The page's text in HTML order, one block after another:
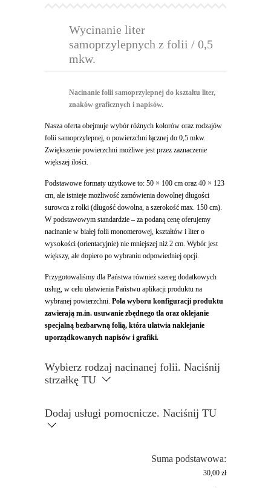
Wycinanie liter
samoprzylepnych z folii / 0,5
mkw.
Nacinanie folii samoprzylepnej do kształtu liter,
znaków graficznych i napisów.
Nasza oferta obejmuje wybór różnych kolorów oraz rodzajów
folii samoprzylepnej, o powierzchni łącznej do 0,5 mkw.
Zwiększenie powierzchni możliwe jest przez zaznaczenie
większej ilości.
Podstawowe formaty użytkowe to: 50 × 100 cm oraz 40 × 123
cm, ale istnieje możliwość zamówienia dowolnej długości
surowca z rolki (długość dowolna, a szerokość max. 150 cm).
W podstawowym standardzie – za podaną cenę oferujemy
nacinanie w białej folii monomerowej, kształtów i liter o
wysokości (orientacyjnie) nie mniejszej niż 2 cm. Wybór jest
większy, ale dopiero po wybraniu odpowiedniej opcji.
Przygotowaliśmy dla Państwa również szereg dodatkowych
usług, w celu ułatwienia Państwu aplikacji produktu na
wybranej powierzchni. Pola wyboru konfiguracji produktu
zawierają m.in. usuwanie zbędnego tła oraz oklejanie
specjalną bezbarwną folią, która ułatwia naklejanie
uporządkowanych napisów i grafiki.
Wybierz rodzaj nacinanej folii. Naciśnij
strzałkę TU
Dodaj usługi pomocnicze. Naciśnij TU
Suma podstawowa:
30,00 zł